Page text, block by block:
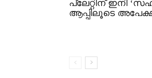
പ്ലേറ്റിന് ഇനി
ആപ്പിലൂടെ